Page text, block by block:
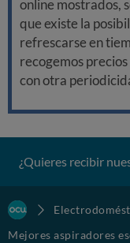
online mostrados,
que existe la
refrescarse en
recogemos
con otra
¿Quieres recibir
Mejores aspiradores